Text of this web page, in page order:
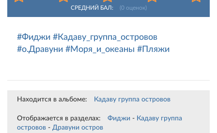
СРЕДНИЙ БАЛ: (0оценок)
#Фиджи #Кадаву_группа_островов
#о.Дравуни #Моря_и_океаны #Пляжи
Находится в альбоме: Кадаву группа островов
Отображается в разделах: Фиджи - Кадаву группа
островов - Дравуни остров